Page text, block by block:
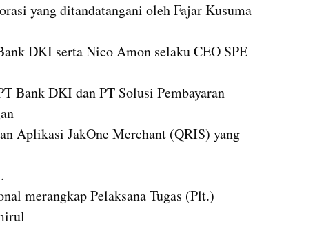
yang ditandatangani oleh Fajar Kusuma
DKI serta Nico Amon selaku CEO SPE
Bank DKI dan PT Solusi Pembayaran
Aplikasi JakOne Merchant (QRIS) yang
merangkap Pelaksana Tugas (Plt.)